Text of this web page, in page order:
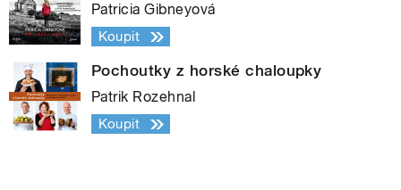
Patricia Gibneyová
Koupit
Pochoutky z horské chaloupky
Patrik Rozehnal
Koupit